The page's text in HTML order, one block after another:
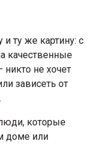
ту же картину: с
качественные
никто не хочет
зависеть от
которые
доме или